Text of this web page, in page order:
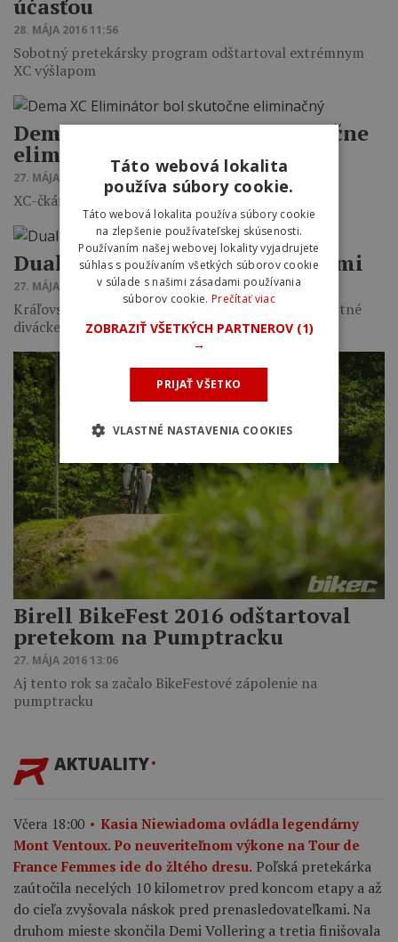
účasťou
28. MÁJA 2016 11:56
Sobotný pretekársky program odštartoval extrémnym
XC výšlapom
Dema XC Eliminátor bol skutočne
eliminačný
27. MÁJA 2016 19:35
XC-čkári si to rozdali vo veľkom štýle
Dual pumptrack úspešne za nami
27. MÁJA 2016 17:19
Kráľovská pumptracková diciplína priniesla perfektné
divácke zážitky a viacero zaujímavých výsledkov
Birell BikeFest 2016 odštartoval
pretekom na Pumptracku
27. MÁJA 2016 13:06
Aj tento rok sa začalo BikeFestové zápolenie na
pumptracku
AKTUALITY
Včera 18:00
Kasia Niewiadoma ovládla legendárny
Mont Ventoux. Po neuveriteľnom výkone na Tour de
France Femmes ide do žltého dresu. Poľská pretekárka
zaútočila necelých 10 kilometrov pred koncom etapy a až
do cieľa zvyšovala náskok pred prenasledovateľkami. Na
druhom mieste skončila Demi Vollering a tretia finišovala
Táto webová lokalita
používa súbory cookie.
Táto webová lokalita používa súbory cookie
na zlepšenie používateľskej skúsenosti.
Používaním našej webovej lokality vyjadrujete
súhlas s používaním všetkých súborov cookie
v súlade s našimi zásadami používania
súborov cookie. Prečítať viac
ZOBRAZIŤ VŠETKÝCH PARTNEROV (1)
→
PRIJAŤ VŠETKO
VLASTNÉ NASTAVENIA COOKIES